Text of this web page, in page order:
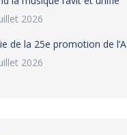
2026
de la 25e promotion de
2026